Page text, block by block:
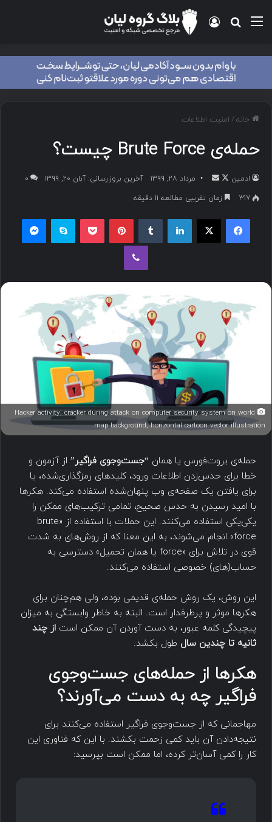
خانه/ امنیت اطلاعات
حمله‌ی Brute Force چیست؟
ادمین مرداد ۲۸, ۱۳۹۹ آخرین بروزرسانی: آبان ۲۰, ۱۳۹۹
۰
317
زمان تقریبی مطالعه 11 دقیقه
Hacker activity, cracker during attack on computer security system on world
map background, horizontal cartoon vector illustration
حمله‌ی بروت‌فورس یا همان “جست‌وجوی فراگیر” از آزمون و
خطا برای حدس‌زدن اطلاعات ورود، کلیدهای رمزگذاری‌شده، یا
برای یافتن یک صفحه‌ی وب پنهان‌شده استفاده می‌کند. هکرها
با امید رسیدن به حدس صحیح، تمامی ترکیب‌های ممکن را
یکی‌یکی استفاده می‌کنند. این حملات با استفاده از «brute
force» انجام می‌شوند، به این معنا که از روش‌های به شدت
قوی در تلاش برای «force یا همان تحمیل» دسترسی به
حساب(های) خصوصی استفاده می‌کنند.
این روش، یک روش حمله‌ی قدیمی بوده، ولی هم‌چنان برای
هکرها موثر و پرطرفدار است. البته به خاطر وابستگی به میزان
پیچیدگی کلمه عبور، به دست آوردن آن ممکن است از چند
ثانیه تا چندین سال طول بکشد.
هکرها از حمله‌های جست‌وجوی
فراگیر چه به دست می‌آورند؟
مهاجمانی که از جست‌وجوی فراگیر استفاده می‌کنند برای
نتیجه‌دادن آن باید کمی زحمت بکشند. با این که فناوری این
کار را کمی آسان‌تر کرده، اما ممکن است بپرسید: